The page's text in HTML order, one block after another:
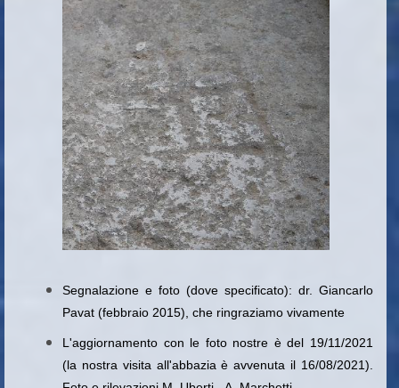
Segnalazione e foto (dove specificato): dr. Giancarlo
Pavat (febbraio 2015), che ringraziamo vivamente
L'aggiornamento con le foto nostre è del 19/11/2021
(la nostra visita all'abbazia è avvenuta il 16/08/2021).